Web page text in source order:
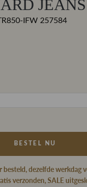
JEANS
IFW 257584
BESTEL NU
besteld, dezelfde werkdag
verzonden, SALE